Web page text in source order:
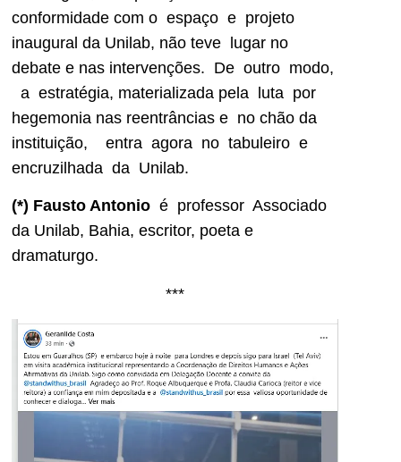
conformidade com o espaço e projeto
inaugural da Unilab, não teve lugar no
debate e nas intervenções. De outro modo,
a estratégia, materializada pela luta por
hegemonia nas reentrâncias e no chão da
instituição, entra agora no tabuleiro e
encruzilhada da Unilab.
(*) Fausto Antonio é professor Associado
da Unilab, Bahia, escritor, poeta e
dramaturgo.
***